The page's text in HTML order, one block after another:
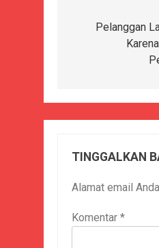
posPelanggan
TINGGALKAN
Alamat email
Komentar *